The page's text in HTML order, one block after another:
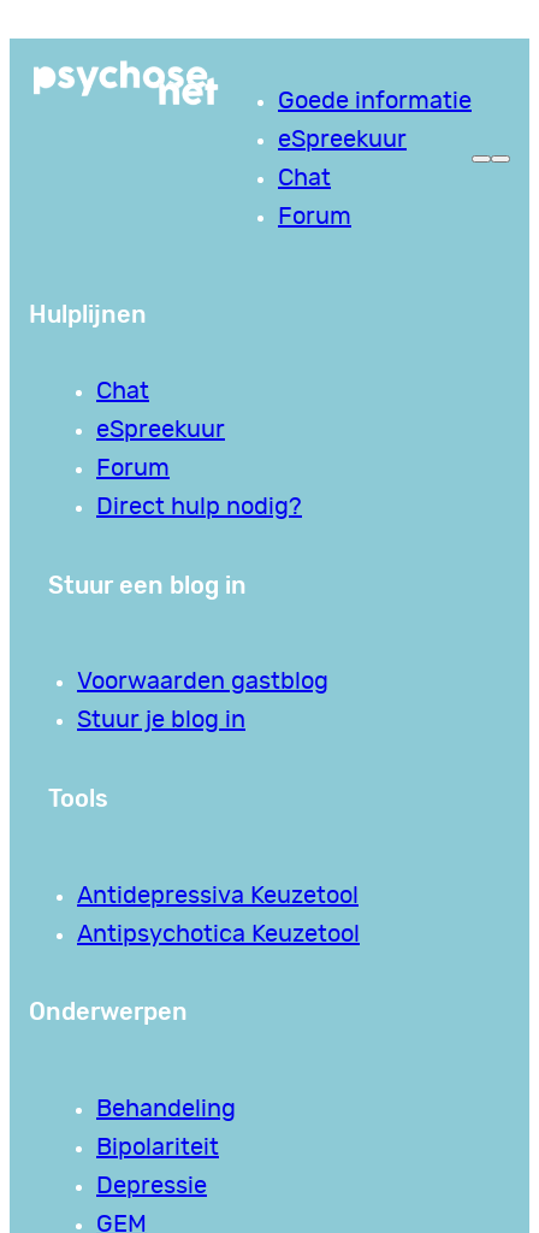
naar
Goede informatie
eSpreekuur
Chat
Forum
Hulplijnen
Chat
eSpreekuur
Forum
Direct hulp nodig?
Stuur een blog in
Voorwaarden gastblog
Stuur je blog in
Tools
Antidepressiva Keuzetool
Antipsychotica Keuzetool
Onderwerpen
Behandeling
Bipolariteit
Depressie
GEM